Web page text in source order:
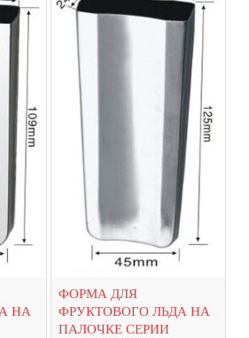
НА
ФОРМА ДЛЯ
ФРУКТОВОГО ЛЬДА НА
ПАЛОЧКЕ СЕРИИ